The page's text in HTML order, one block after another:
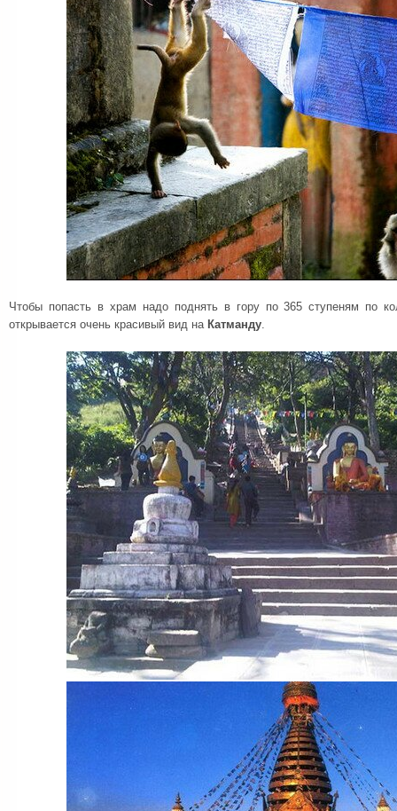
Чтобы попасть в храм надо поднять в гору по 365 ступеням по
открывается очень красивый вид на Катманду.